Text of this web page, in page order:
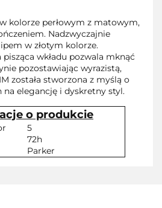
kolorze perłowym z matowym,
Nadzwyczajnie
w złotym kolorze.
wkładu pozwala mknąć
pozostawiając wyrazistą,
została stworzona z myślą o
na elegancję i dyskretny styl.
o produkcie
5
72h
Parker